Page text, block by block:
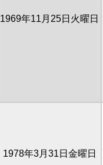
1969年11月25日火曜日
1978年3月31日金曜日